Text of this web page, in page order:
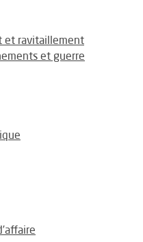
et ravitaillement
et guerre